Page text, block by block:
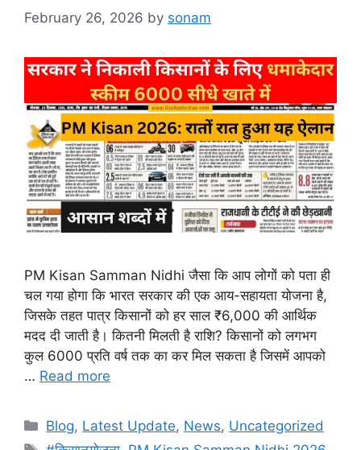
February 26, 2026 by sonam
PM Kisan Samman Nidhi जैसा कि आप लोगों को पता ही
चल गया होगा कि भारत सरकार की एक आय-सहायता योजना है,
जिसके तहत पात्र किसानों को हर साल ₹6,000 की आर्थिक
मदद दी जाती है। कितनी मिलती है राशि? किसानों को लगभग
कुल 6000 प्रति वर्ष तक का कर मिल सकता है जिसमें आपको
… Read more
Categories
Blog, Latest Update, News, Uncategorized